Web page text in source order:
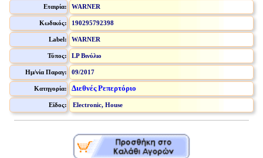
Εταιρία: WARNER
Κωδικός: 190295792398
Label: WARNER
Τύπος: LP Βινύλιο
Ημ/νία Παραγ: 09/2017
Κατηγορία: Διεθνές Ρεπερτόριο
Είδος: Electronic, House